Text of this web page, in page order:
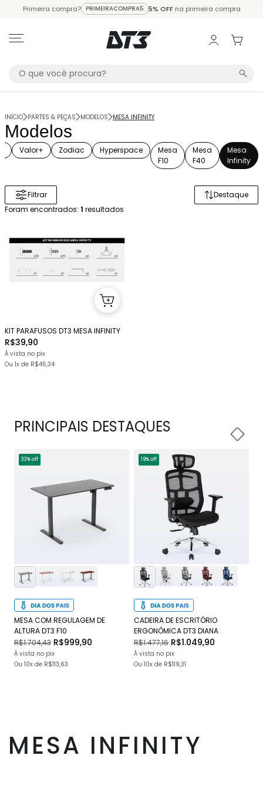
Primeira compra? PRIMEIRACOMPRA5 5% OFFna primeira compra
INÍCIO PARTES & PEÇAS MODELOS MESA INFINITY
Modelos
Valor+ Zodiac Hyperspace
Mesa
F10
Mesa
F40
Mesa
Infinity
Foram encontrados: 1 resultados
Ordenar
Destaque
Filtrar
KIT PARAFUSOS DT3 MESA INFINITY
R$39,90
À vista no pix
Ou 1x de R$45,34
PRINCIPAIS DESTAQUES
MESA COM REGULAGEM DE
ALTURA DT3 F10
R$1.704,43 R$999,90
33% off
À vista no pix
Ou 10x de R$113,63
CADEIRA DE ESCRITÓRIO
ERGONÔMICA DT3 DIANA
R$1.477,16 R$1.049,90
19% off
À vista no pix
Ou 10x de R$119,31
MESA INFINITY